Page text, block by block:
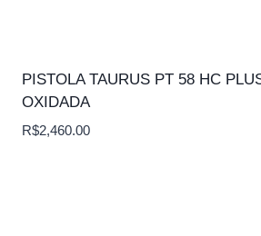
PISTOLA TAURUS PT 58 HC
OXIDADA
R$2,460.00